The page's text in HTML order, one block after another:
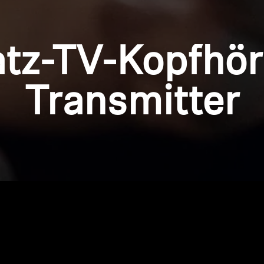
TV-
Transmitter